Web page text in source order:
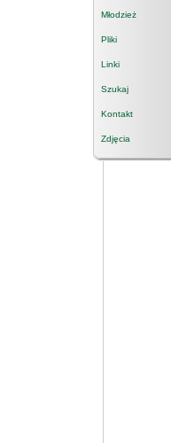
Młodzież
Pliki
Linki
Szukaj
Kontakt
Zdjęcia